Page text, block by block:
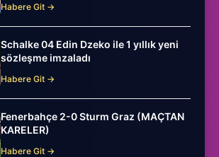
Habere Git →
Schalke 04 Edin Dzeko ile 1 yıllık yeni
sözleşme imzaladı
Habere Git →
Fenerbahçe 2-0 Sturm Graz (MAÇTAN
KARELER)
Habere Git →